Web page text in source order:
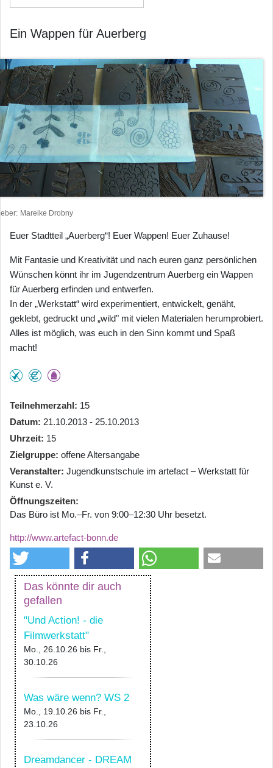
Ein Wappen für Auerberg
Mareike Drobny
Euer Stadtteil „Auerberg“! Euer Wappen! Euer Zuhause!
Mit Fantasie und Kreativität und nach euren ganz persönlichen
Wünschen könnt ihr im Jugendzentrum Auerberg ein Wappen
für Auerberg erfinden und entwerfen.
In der „Werkstatt“ wird experimentiert, entwickelt, genäht,
geklebt, gedruckt und „wild" mit vielen Materialen herumprobiert.
Alles ist möglich, was euch in den Sinn kommt und Spaß
macht!
Teilnehmerzahl
15
Datum 21.10.2013 - 25.10.2013
Uhrzeit 15
Zielgruppe offene Altersangabe
Veranstalter Jugendkunstschule im artefact – Werkstatt für
Kunst e. V.
Öffnungszeiten
Das Büro ist Mo.–Fr. von 9:00–12:30 Uhr besetzt.
http://www.artefact-bonn.de
Das könnte dir auch
gefallen
"Und Action! - die
Filmwerkstatt"
Mo., 26.10.26 bis Fr.,
30.10.26
Was wäre wenn? WS 2
Mo., 19.10.26 bis Fr.,
23.10.26
Dreamdancer - DREAM